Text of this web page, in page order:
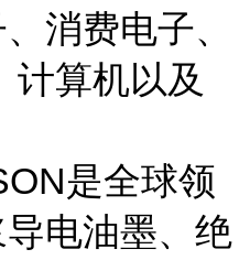
消费电子、
计算机以及
是全球领
电油墨、绝